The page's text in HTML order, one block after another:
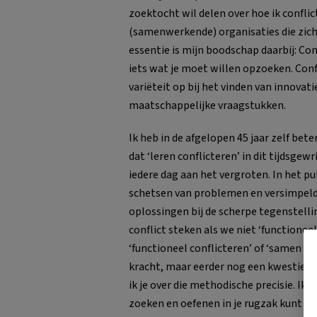
zoektocht wil delen over hoe ik
(samenwerkende) organisaties die
essentie is mijn boodschap daarbij:
iets wat je moet willen opzoeken.
variëteit op bij het vinden van
maatschappelijke vraagstukken.
Ik heb in de afgelopen 45 jaar zelf
dat ‘leren conflicteren’ in dit
iedere dag aan het vergroten. In het
schetsen van problemen en
oplossingen bij de scherpe
conflict steken als we niet
‘functioneel conflicteren’ of ‘samen
kracht, maar eerder nog een kwestie
ik je over die methodische precisie. Ik
zoeken en oefenen in je rugzak kunt